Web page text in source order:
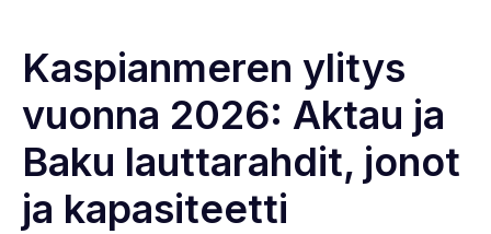
Kaspianmeren ylitys
vuonna 2026: Aktau ja
Baku lauttarahdit, jonot
ja kapasiteetti